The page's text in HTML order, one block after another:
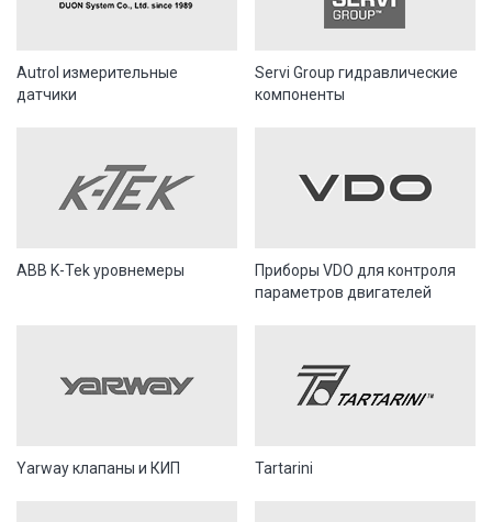
Autrol измерительные
датчики
Servi Group гидравлические
компоненты
ABB K-Tek уровнемеры
Приборы VDO для контроля
параметров двигателей
Yarway клапаны и КИП Tartarini